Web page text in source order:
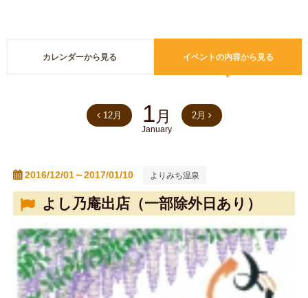
カレンダーから見る イベントの内容から見る
12月 1月
January
2月
2016/12/01～2017/01/10 よりみち温泉
よし乃庵出店（一部除外日あり）